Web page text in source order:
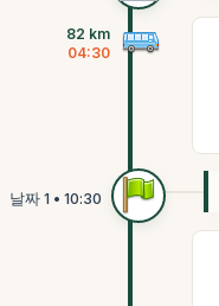
82 km
04:30